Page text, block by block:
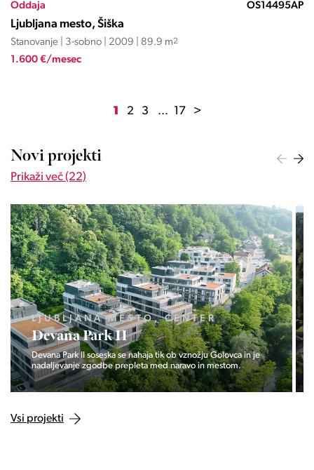
Oddaja OS14495AP
Ljubljana mesto, Šiška
Stanovanje | 3-sobno | 2009 | 89.9 m2
1.600 €/mesec
1 2 3 ... 17 >
Novi projekti
Prikaži več (22)
LJUBLJANA MESTO, ŠIŠKA, KOSEZE
Pod hribom
Projekt Pod hribom se je pričela gradnja eni izmed najbolj
zaželeni lokaciji v Ljubljani.
Vsi projekti